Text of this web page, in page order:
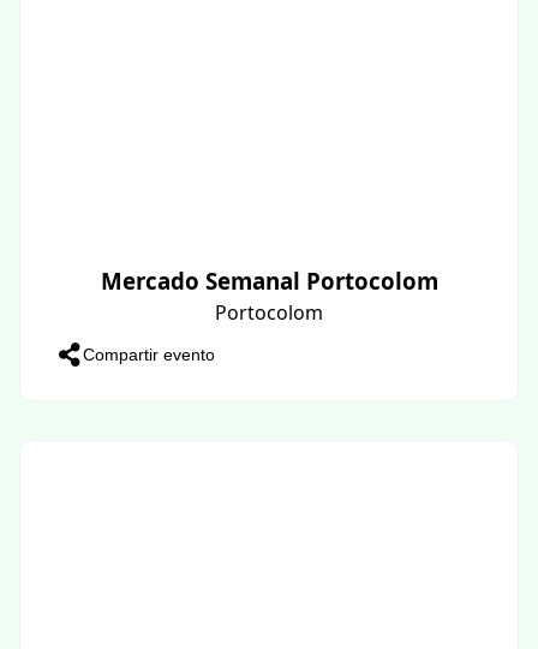
Mercado Semanal Portocolom
Portocolom
Compartir evento